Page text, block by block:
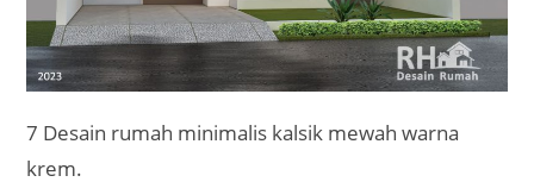
7 Desain rumah minimalis kalsik mewah warna
krem.